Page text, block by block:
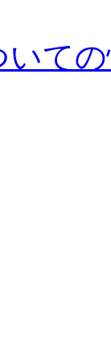
いて